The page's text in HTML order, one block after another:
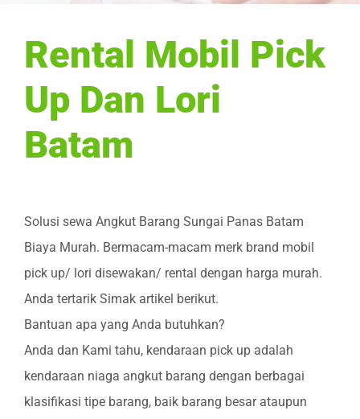
Rental Mobil Pick
Up Dan Lori
Batam
Solusi sewa Angkut Barang Sungai Panas Batam
Biaya Murah. Bermacam-macam merk brand mobil
pick up/ lori disewakan/ rental dengan harga murah.
Anda tertarik Simak artikel berikut.
Bantuan apa yang Anda butuhkan?
Anda dan Kami tahu, kendaraan pick up adalah
kendaraan niaga angkut barang dengan berbagai
klasifikasi tipe barang, baik barang besar ataupun